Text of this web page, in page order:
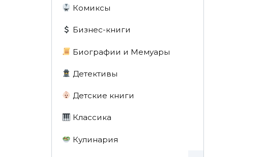
Комиксы
Бизнес-книги
Биографии и Мемуары
Детективы
Детские книги
Классика
Кулинария